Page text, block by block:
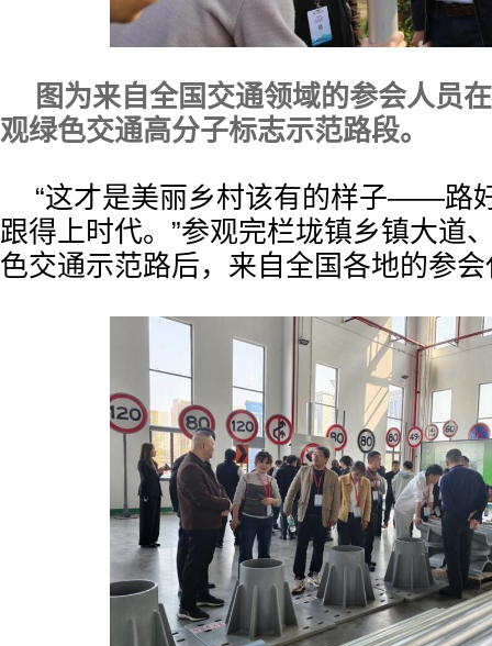
图为来自全国交通领域的参会人员
观绿色交通高分子标志示范路段。
“这才是美丽乡村该有的样子——路
跟得上时代。”参观完栏垅镇乡镇大道
色交通示范路后，来自全国各地的参